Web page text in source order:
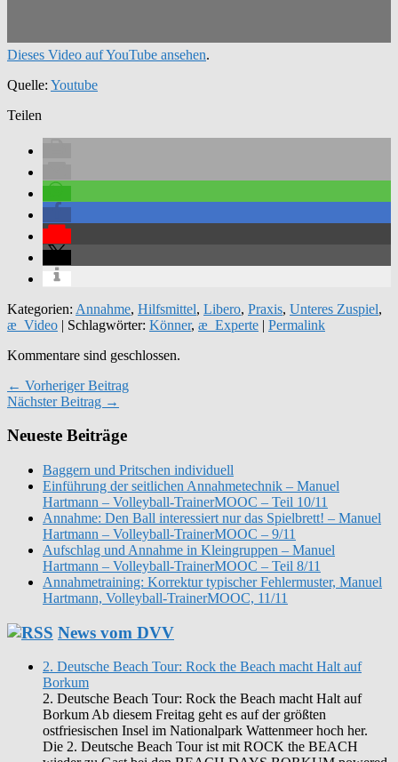
Dieses Video auf YouTube ansehen.
Quelle: Youtube
Teilen
Kategorien: Annahme, Hilfsmittel, Libero, Praxis, Unteres Zuspiel,
æ_Video | Schlagwörter: Könner, æ_Experte | Permalink
Kommentare sind geschlossen.
← Vorheriger Beitrag
Nächster Beitrag →
Neueste Beiträge
Baggern und Pritschen individuell
Einführung der seitlichen Annahmetechnik – Manuel
Hartmann – Volleyball-TrainerMOOC – Teil 10/11
Annahme: Den Ball interessiert nur das Spielbrett! – Manuel
Hartmann – Volleyball-TrainerMOOC – 9/11
Aufschlag und Annahme in Kleingruppen – Manuel
Hartmann – Volleyball-TrainerMOOC – Teil 8/11
Annahmetraining: Korrektur typischer Fehlermuster, Manuel
Hartmann, Volleyball-TrainerMOOC, 11/11
News vom DVV
2. Deutsche Beach Tour: Rock the Beach macht Halt auf
Borkum
2. Deutsche Beach Tour: Rock the Beach macht Halt auf
Borkum Ab diesem Freitag geht es auf der größten
ostfriesischen Insel im Nationalpark Wattenmeer hoch her.
Die 2. Deutsche Beach Tour ist mit ROCK the BEACH